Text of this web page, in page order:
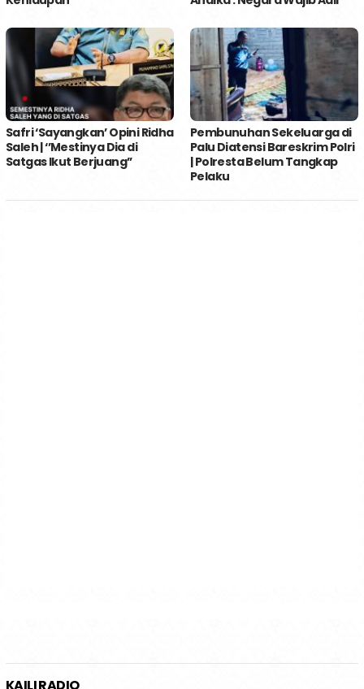
Safri ‘Sayangkan’ Opini Ridha
Saleh | ‘’Mestinya Dia di
Satgas Ikut Berjuang’’
Pembunuhan Sekeluarga di
Palu Diatensi Bareskrim Polri
| Polresta Belum Tangkap
Pelaku